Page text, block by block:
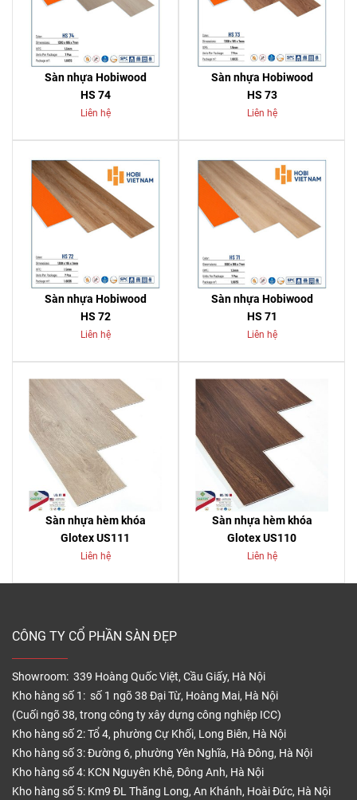
Sàn nhựa Hobiwood
HS 74
Liên hệ
Sàn nhựa Hobiwood
HS 73
Liên hệ
Sàn nhựa Hobiwood
HS 72
Liên hệ
Sàn nhựa Hobiwood
HS 71
Liên hệ
Sàn nhựa hèm khóa
Glotex US111
Liên hệ
Sàn nhựa hèm khóa
Glotex US110
Liên hệ
CÔNG TY CỔ PHẦN SÀN ĐẸP
Showroom: 339 Hoàng Quốc Việt, Cầu Giấy, Hà Nội
Kho hàng số 1: số 1 ngõ 38 Đại Từ, Hoàng Mai, Hà Nội
(Cuối ngõ 38, trong công ty xây dựng công nghiệp ICC)
Kho hàng số 2: Tổ 4, phường Cự Khối, Long Biên, Hà Nội
Kho hàng số 3: Đường 6, phường Yên Nghĩa, Hà Đông, Hà Nội
Kho hàng số 4: KCN Nguyên Khê, Đông Anh, Hà Nội
Kho hàng số 5: Km9 ĐL Thăng Long, An Khánh, Hoài Đức, Hà Nội